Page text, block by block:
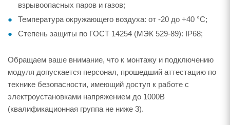
взрывоопасных паров и газов;
Температура окружающего воздуха: от -20 до +40 °С;
Степень защиты по ГОСТ 14254 (МЭК 529-89): IP68;
Обращаем ваше внимание, что к монтажу и подключению
модуля допускается персонал, прошедший аттестацию по
технике безопасности, имеющий доступ к работе с
электроустановками напряжением до 1000В
(квалификационная группа не ниже 3).